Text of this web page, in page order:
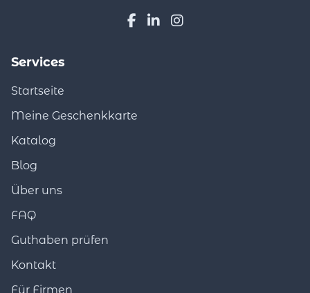
Services
Startseite
Meine Geschenkkarte
Katalog
Blog
Über uns
FAQ
Guthaben prüfen
Kontakt
Für Firmen